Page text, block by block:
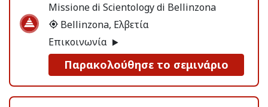
Missione di Scientology di Bellinzona
Bellinzona, Ελβετία
Επικοινωνία
Παρακολούθησε το σεμινάριο